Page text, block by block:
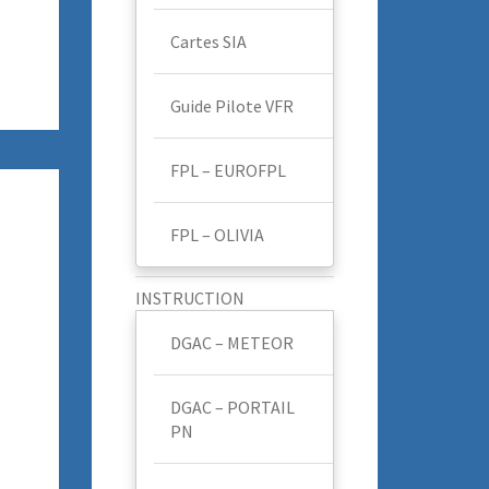
Cartes SIA
Guide Pilote VFR
FPL – EUROFPL
FPL – OLIVIA
INSTRUCTION
DGAC – METEOR
DGAC – PORTAIL
PN